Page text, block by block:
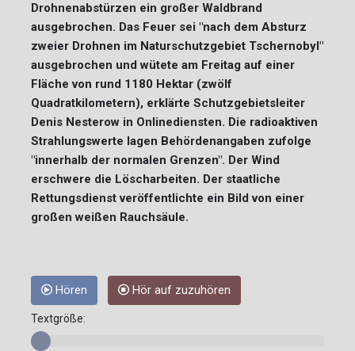
Drohnenabstürzen ein großer Waldbrand
ausgebrochen. Das Feuer sei "nach dem Absturz
zweier Drohnen im Naturschutzgebiet Tschernobyl"
ausgebrochen und wütete am Freitag auf einer
Fläche von rund 1180 Hektar (zwölf
Quadratkilometern), erklärte Schutzgebietsleiter
Denis Nesterow in Onlinediensten. Die radioaktiven
Strahlungswerte lagen Behördenangaben zufolge
"innerhalb der normalen Grenzen". Der Wind
erschwere die Löscharbeiten. Der staatliche
Rettungsdienst veröffentlichte ein Bild von einer
großen weißen Rauchsäule.
Hören Hör auf zuzuhören
Textgröße: